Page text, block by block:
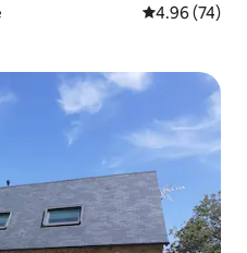
คะแนนเฉลี่ย
4.96 (74)